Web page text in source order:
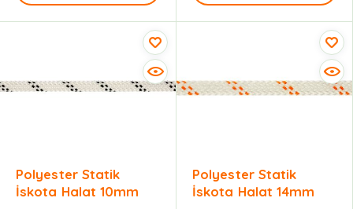
Polyester Statik
İskota Halat 10mm
Polyester Statik
İskota Halat 14mm